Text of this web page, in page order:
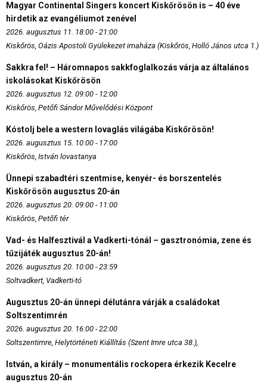
Magyar Continental Singers koncert Kiskőrösön is – 40 éve
hirdetik az evangéliumot zenével
2026. augusztus 11. 18:00 - 21:00
Kiskőrös, Oázis Apostoli Gyülekezet imaháza (Kiskőrös, Holló János utca 1.)
Sakkra fel! – Háromnapos sakkfoglalkozás várja az általános
iskolásokat Kiskőrösön
2026. augusztus 12. 09:00 - 12:00
Kiskőrös, Petőfi Sándor Művelődési Központ
Kóstolj bele a western lovaglás világába Kiskőrösön!
2026. augusztus 15. 10:00 - 17:00
Kiskőrös, István lovastanya
Ünnepi szabadtéri szentmise, kenyér- és borszentelés
Kiskőrösön augusztus 20-án
2026. augusztus 20. 09:00 - 11:00
Kiskőrös, Petőfi tér
Vad- és Halfesztivál a Vadkerti-tónál – gasztronómia, zene és
tűzijáték augusztus 20-án!
2026. augusztus 20. 10:00 - 23:59
Soltvadkert, Vadkerti-tó
Augusztus 20-án ünnepi délutánra várják a családokat
Soltszentimrén
2026. augusztus 20. 16:00 - 22:00
Soltszentimre, Helytörténeti Kiállítás (Szent Imre utca 38.),
István, a király – monumentális rockopera érkezik Kecelre
augusztus 20-án